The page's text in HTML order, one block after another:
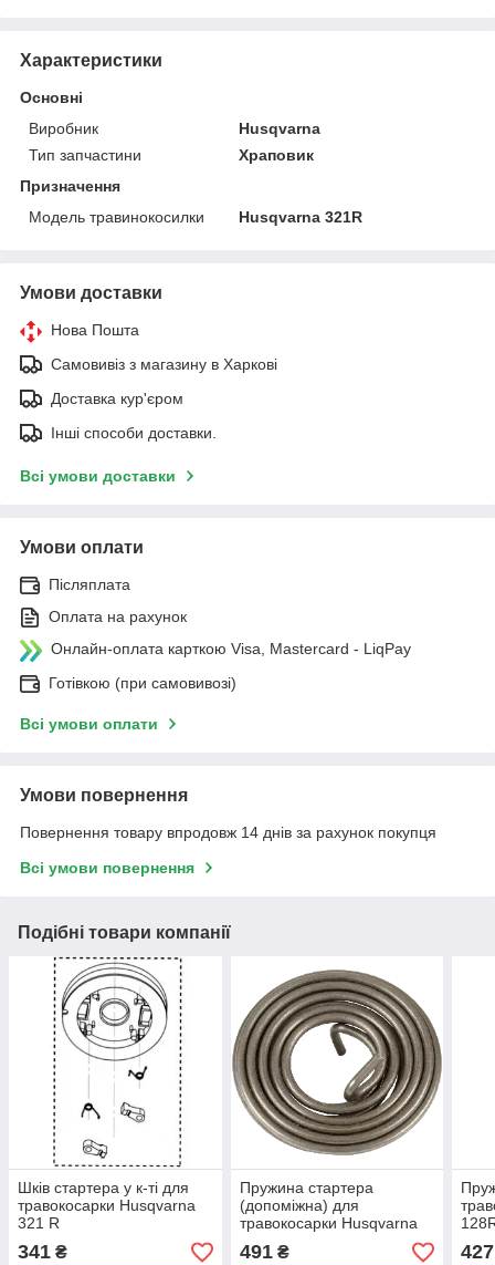
Характеристики
Основні
Виробник
Husqvarna
Тип запчастини
Храповик
Призначення
Модель травинокосилки
Husqvarna 321R
Умови доставки
Нова Пошта
Самовивіз з магазину в Харкові
Доставка кур'єром
Інші способи доставки.
Всі умови доставки
Умови оплати
Післяплата
Оплата на рахунок
Онлайн-оплата карткою Visa, Mastercard - LiqPay
Готівкою (при самовивозі)
Всі умови оплати
Умови повернення
Повернення товару впродовж 14 днів за рахунок покупця
Всі умови повернення
Подібні товари компанії
Шків стартера у к-ті для
травокосарки Husqvarna
321 R
341 ₴
Пружина стартера
(допоміжна) для
травокосарки Husqvarna
128R, 129R
491₴ 427